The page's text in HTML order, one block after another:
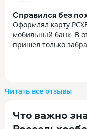
Справился без
Оформлял карту
мобильный банк. В
пришел только
для ремонта дачи,
укладываюсь в срок
поэтому переплаты
Читать все отзывы
Что важно